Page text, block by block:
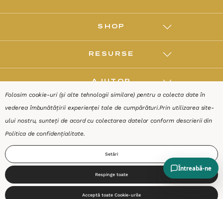
SHOP
RESURSE
AJUTOR
DESPRE
Folosim cookie-uri (și alte tehnologii similare) pentru a colecta date în
vederea îmbunătățirii experienței tale de cumpărături.Prin utilizarea site-
ului nostru, sunteți de acord cu colectarea datelor conform descrierii din
Politica de confidențialitate.
Setări
Respinge toate
Acceptă toate Cookie-urile